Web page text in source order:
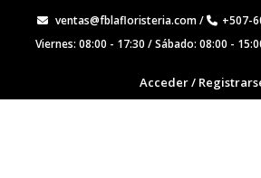
contenido
ventas@fblafloristeria.com / +507-
Viernes: 08:00 - 17:30 / Sábado: 08:00 -
Acceder /